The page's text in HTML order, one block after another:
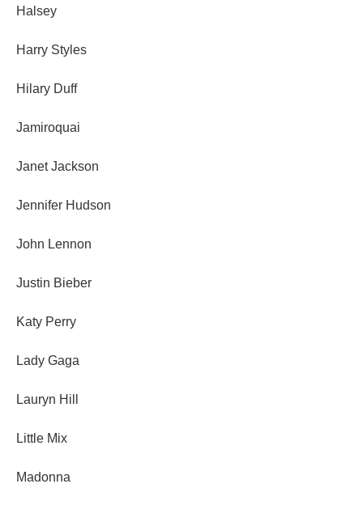
Halsey
Harry Styles
Hilary Duff
Jamiroquai
Janet Jackson
Jennifer Hudson
John Lennon
Justin Bieber
Katy Perry
Lady Gaga
Lauryn Hill
Little Mix
Madonna